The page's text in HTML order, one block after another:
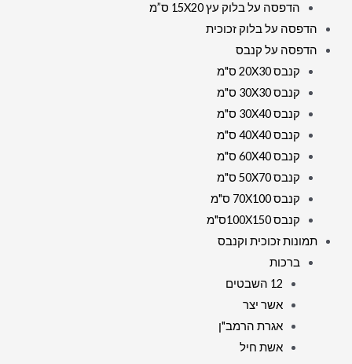
הדפסה על בלוק עץ 15X20 ס”מ
הדפסה על בלוק זכוכית
הדפסה על קנבס
קנבס 20X30 ס"מ
קנבס 30X30 ס"מ
קנבס 30X40 ס"מ
קנבס 40X40 ס"מ
קנבס 60X40 ס"מ
קנבס 50X70 ס"מ
קנבס 70X100 ס"מ
קנבס 100X150ס"מ
תמונות זכוכית וקנבס
ברכות
12 השבטים
אשר יצר
אגרת הרמב"ן
אשת חיל